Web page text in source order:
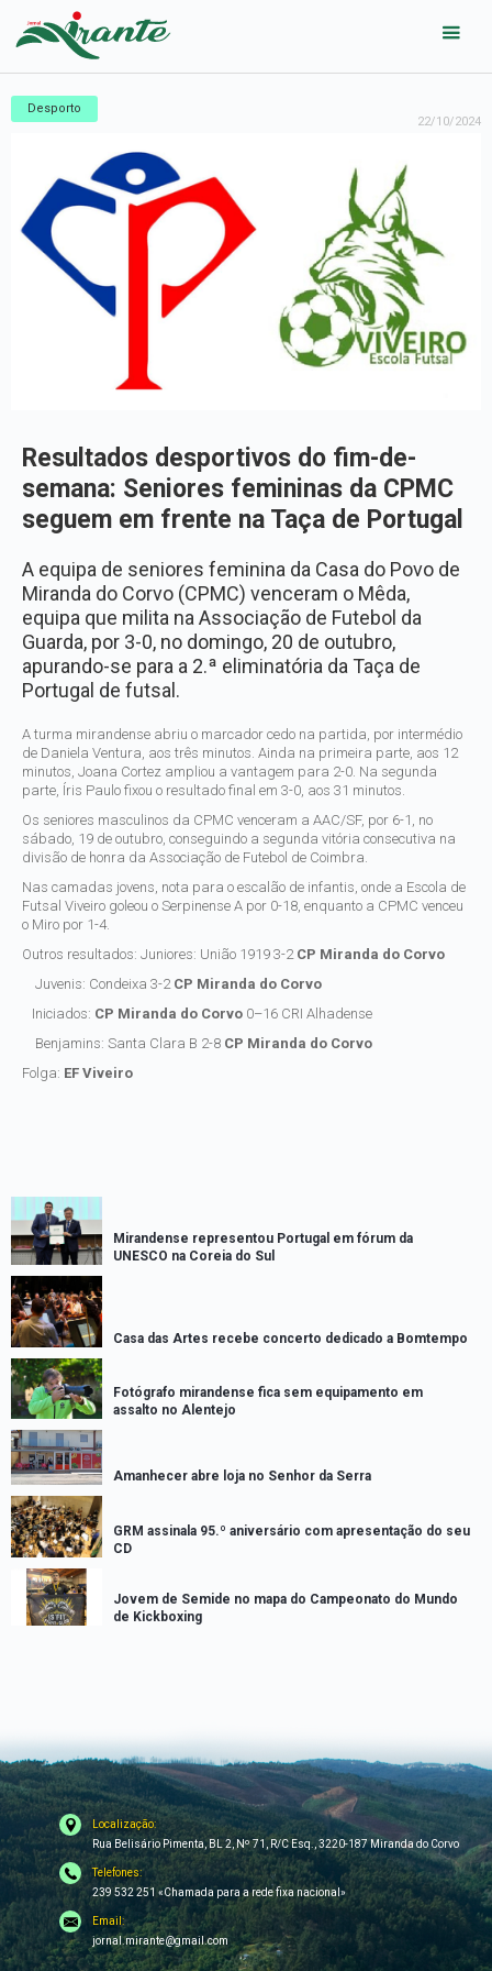
Desporto
22/10/2024
Resultados desportivos do fim-de-
semana: Seniores femininas da CPMC
seguem em frente na Taça de Portugal
A equipa de seniores feminina da Casa do Povo de
Miranda do Corvo (CPMC) venceram o Mêda,
equipa que milita na Associação de Futebol da
Guarda, por 3-0, no domingo, 20 de outubro,
apurando-se para a 2.ª eliminatória da Taça de
Portugal de futsal.
A turma mirandense abriu o marcador cedo na partida, por intermédio
de Daniela Ventura, aos três minutos. Ainda na primeira parte, aos 12
minutos, Joana Cortez ampliou a vantagem para 2-0. Na segunda
parte, Íris Paulo fixou o resultado final em 3-0, aos 31 minutos.
Os seniores masculinos da CPMC venceram a AAC/SF, por 6-1, no
sábado, 19 de outubro, conseguindo a segunda vitória consecutiva na
divisão de honra da Associação de Futebol de Coimbra.
Nas camadas jovens, nota para o escalão de infantis, onde a Escola de
Futsal Viveiro goleou o Serpinense A por 0-18, enquanto a CPMC venceu
o Miro por 1-4.
Outros resultados: Juniores: União 1919 3-2 CP Miranda do Corvo
Juvenis: Condeixa 3-2 CP Miranda do Corvo
Iniciados: CP Miranda do Corvo 0–16 CRI Alhadense
Benjamins: Santa Clara B 2-8 CP Miranda do Corvo
Folga: EF Viveiro
Mirandense representou Portugal em fórum da
UNESCO na Coreia do Sul
Casa das Artes recebe concerto dedicado a Bomtempo
Fotógrafo mirandense fica sem equipamento em
assalto no Alentejo
Amanhecer abre loja no Senhor da Serra
GRM assinala 95.º aniversário com apresentação do seu
CD
Jovem de Semide no mapa do Campeonato do Mundo
de Kickboxing
Localização:
Rua Belisário Pimenta, BL 2, Nº 71, R/C Esq., 3220-187 Miranda do Corvo
Telefones:
239 532 251 «Chamada para a rede fixa nacional»
Email:
jornal.mirante@gmail.com